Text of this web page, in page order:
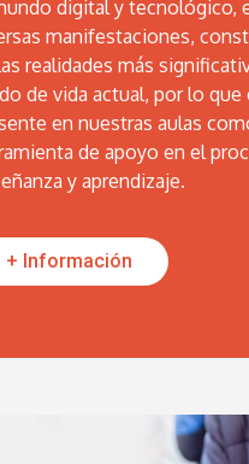
digital y tecnológico,
manifestaciones,
realidades más
de vida actual, por lo que
en nuestras aulas
de apoyo en el
y aprendizaje.
+ Información